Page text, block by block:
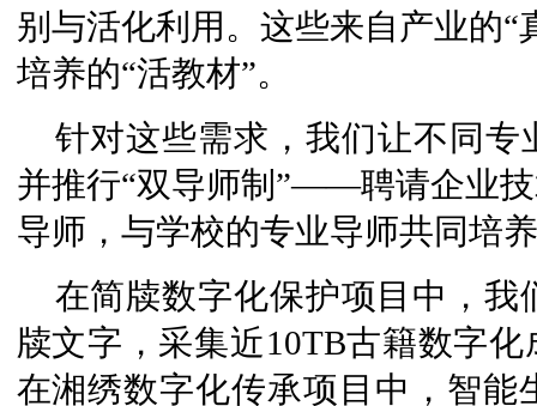
别与活化利用。这些来自产业的
培养的“活教材”。
针对这些需求，我们让不同
并推行“双导师制”——聘请企业
导师，与学校的专业导师共同培
在简牍数字化保护项目中，
牍文字，采集近10TB古籍数字
在湘绣数字化传承项目中，智